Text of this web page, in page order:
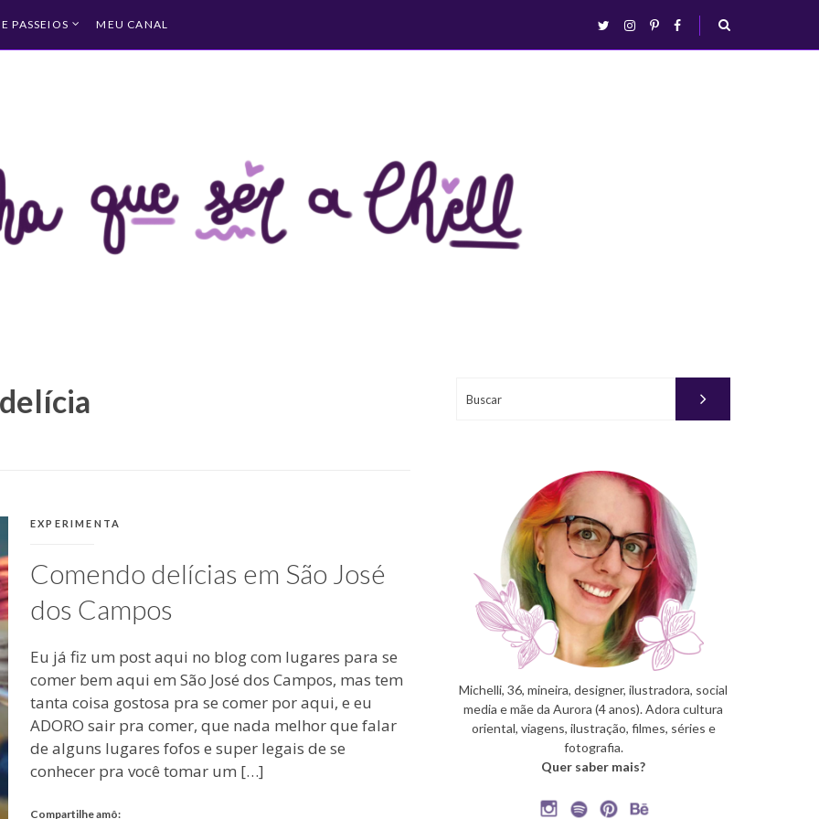
PASSEIOS MEU CANAL twitterinstagram
pinterestfacebook
busca
delícia
CATEGORIAS:
EXPERIMENTA
Comendo delícias em São José
dos Campos
Eu já fiz um post aqui no blog com lugares para se
comer bem aqui em São José dos Campos, mas tem
tanta coisa gostosa pra se comer por aqui, e eu
ADORO sair pra comer, que nada melhor que falar
de alguns lugares fofos e super legais de se
conhecer pra você tomar um […]
Compartilhe amô:
Michelli, 36, mineira, designer, ilustradora, social
media e mãe da Aurora (4 anos). Adora cultura
oriental, viagens, ilustração, filmes, séries e
fotografia.
Quer saber mais?